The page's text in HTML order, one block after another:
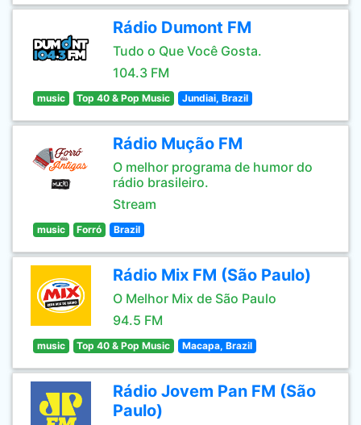
Rádio Dumont FM
Tudo o Que Você Gosta.
104.3 FM
music Top 40 & Pop Music Jundiai, Brazil
Rádio Mução FM
O melhor programa de humor do
rádio brasileiro.
Stream
music Forró Brazil
Rádio Mix FM (São Paulo)
O Melhor Mix de São Paulo
94.5 FM
music Top 40 & Pop Music Macapa, Brazil
Rádio Jovem Pan FM (São
Paulo)